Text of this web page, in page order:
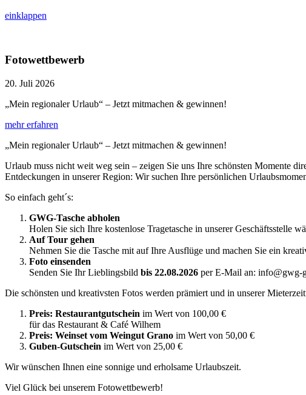
einklappen
Fotowettbewerb
20. Juli 2026
„Mein regionaler Urlaub“ – Jetzt mitmachen & gewinnen!
mehr erfahren
„Mein regionaler Urlaub“ – Jetzt mitmachen & gewinnen!
Urlaub muss nicht weit weg sein – zeigen Sie uns Ihre schönsten Momente
Entdeckungen in unserer Region: Wir suchen Ihre persönlichen
So einfach geht´s:
GWG-Tasche abholen
Holen Sie sich Ihre kostenlose Tragetasche in unserer Geschäftsstelle
Auf Tour gehen
Nehmen Sie die Tasche mit auf Ihre Ausflüge und machen Sie ein
Foto einsenden
Senden Sie Ihr Lieblingsbild bis 22.08.2026 per E-Mail an: info@gwg-
Die schönsten und kreativsten Fotos werden prämiert und in unserer
Preis: Restaurantgutschein im Wert von 100,00 €
für das Restaurant & Café Wilhem
Preis: Weinset vom Weingut Grano im Wert von 50,00 €
Guben-Gutschein im Wert von 25,00 €
Wir wünschen Ihnen eine sonnige und erholsame Urlaubszeit.
Viel Glück bei unserem Fotowettbewerb!